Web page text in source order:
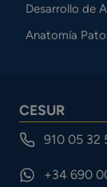
Desarrollo de
Anatomía
CESUR
910 05 32
+34 690